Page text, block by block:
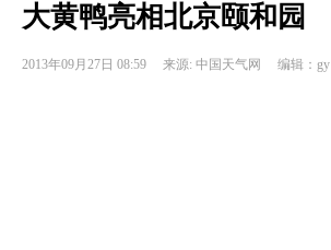
大黄鸭亮相北京颐和园
2013年09月27日 08:59 来源: 中国天气网 编辑：gy